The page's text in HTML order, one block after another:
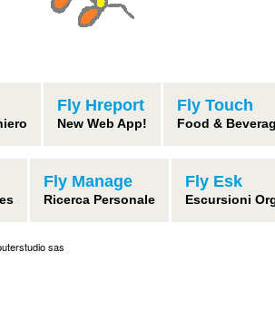
Fly Hreport
New Web App!
Fly Touch
Food &
Fly Manage
Ricerca Personale
Fly Esk
Escursioni
sas